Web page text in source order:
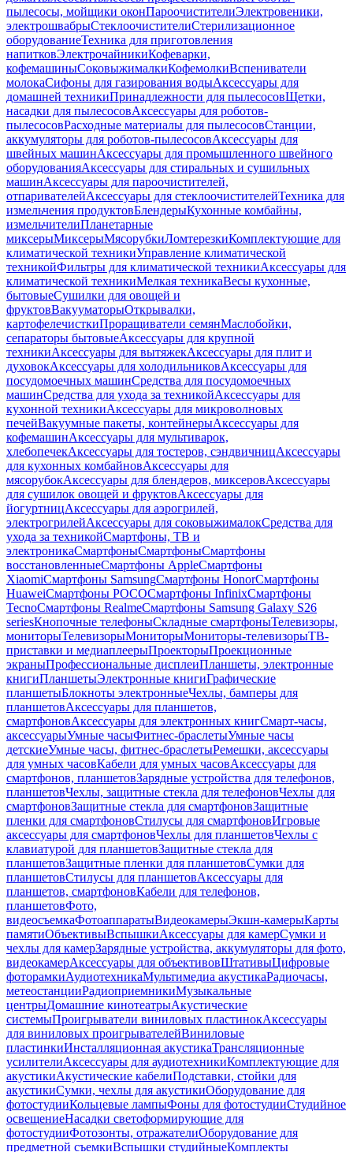
пылесосы, мойщики оконПароочистителиЭлектровеники,
электрошвабрыСтеклоочистителиСтерилизационное
оборудованиеТехника для приготовления
напитковЭлектрочайникиКофеварки,
кофемашиныСоковыжималкиКофемолкиВспениватели
молокаСифоны для газирования водыАксессуары для
домашней техникиПринадлежности для пылесосовЩетки,
насадки для пылесосовАксессуары для роботов-
пылесосовРасходные материалы для пылесосовСтанции,
аккумуляторы для роботов-пылесосовАксессуары для
швейных машинАксессуары для промышленного швейного
оборудованияАксессуары для стиральных и сушильных
машинАксессуары для пароочистителей,
отпаривателейАксессуары для стеклоочистителейТехника для
измельчения продуктовБлендерыКухонные комбайны,
измельчителиПланетарные
миксерыМиксерыМясорубкиЛомтерезкиКомплектующие для
климатической техникиУправление климатической
техникойФильтры для климатической техникиАксессуары для
климатической техникиМелкая техникаВесы кухонные,
бытовыеСушилки для овощей и
фруктовВакууматорыОткрывалки,
картофелечисткиПроращиватели семянМаслобойки,
сепараторы бытовыеАксессуары для крупной
техникиАксессуары для вытяжекАксессуары для плит и
духовокАксессуары для холодильниковАксессуары для
посудомоечных машинСредства для посудомоечных
машинСредства для ухода за техникойАксессуары для
кухонной техникиАксессуары для микроволновых
печейВакуумные пакеты, контейнерыАксессуары для
кофемашинАксессуары для мультиварок,
хлебопечекАксессуары для тостеров, сэндвичницАксессуары
для кухонных комбайновАксессуары для
мясорубокАксессуары для блендеров, миксеровАксессуары
для сушилок овощей и фруктовАксессуары для
йогуртницАксессуары для аэрогрилей,
электрогрилейАксессуары для соковыжималокСредства для
ухода за техникойСмартфоны, ТВ и
электроникаСмартфоныСмартфоныСмартфоны
восстановленныеСмартфоны AppleСмартфоны
XiaomiСмартфоны SamsungСмартфоны HonorСмартфоны
HuaweiСмартфоны POCOСмартфоны InfinixСмартфоны
TecnoСмартфоны RealmeСмартфоны Samsung Galaxy S26
seriesКнопочные телефоныСкладные смартфоныТелевизоры,
мониторыТелевизорыМониторыМониторы-телевизорыТВ-
приставки и медиаплеерыПроекторыПроекционные
экраныПрофессиональные дисплеиПланшеты, электронные
книгиПланшетыЭлектронные книгиГрафические
планшетыБлокноты электронныеЧехлы, бамперы для
планшетовАксессуары для планшетов,
смартфоновАксессуары для электронных книгСмарт-часы,
аксессуарыУмные часыФитнес-браслетыУмные часы
детскиеУмные часы, фитнес-браслетыРемешки, аксессуары
для умных часовКабели для умных часовАксессуары для
смартфонов, планшетовЗарядные устройства для телефонов,
планшетовЧехлы, защитные стекла для телефоновЧехлы для
смартфоновЗащитные стекла для смартфоновЗащитные
пленки для смартфоновСтилусы для смартфоновИгровые
аксессуары для смартфоновЧехлы для планшетовЧехлы с
клавиатурой для планшетовЗащитные стекла для
планшетовЗащитные пленки для планшетовСумки для
планшетовСтилусы для планшетовАксессуары для
планшетов, смартфоновКабели для телефонов,
планшетовФото,
видеосъемкаФотоаппаратыВидеокамерыЭкшн-камерыКарты
памятиОбъективыВспышкиАксессуары для камерСумки и
чехлы для камерЗарядные устройства, аккумуляторы для фото,
видеокамерАксессуары для объективовШтативыЦифровые
фоторамкиАудиотехникаМультимедиа акустикаРадиочасы,
метеостанцииРадиоприемникиМузыкальные
центрыДомашние кинотеатрыАкустические
системыПроигрыватели виниловых пластинокАксессуары
для виниловых проигрывателейВиниловые
пластинкиИнсталляционная акустикаТрансляционные
усилителиАксессуары для аудиотехникиКомплектующие для
акустикиАкустические кабелиПодставки, стойки для
акустикиСумки, чехлы для акустикиОборудование для
фотостудииКольцевые лампыФоны для фотостудииСтудийное
освещениеНасадки светоформирующие для
фотостудииФотозонты, отражателиОборудование для
предметной съемкиВспышки студийныеКомплекты